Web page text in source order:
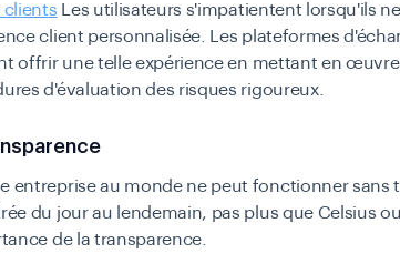
clients Les utilisateurs s'impatientent lorsqu'ils
client personnalisée. Les plateformes
offrir une telle expérience en mettant en
d'évaluation des risques rigoureux.
entreprise au monde ne peut fonctionner sans
du jour au lendemain, pas plus que Celsius
de la transparence.